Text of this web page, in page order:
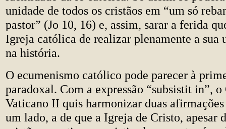
unidade de todos os cristãos em “um só
pastor” (Jo 10, 16) e, assim, sarar a ferida
Igreja católica de realizar plenamente a sua
na história.
O ecumenismo católico pode parecer à
paradoxal. Com a expressão “subsistit in”,
Vaticano II quis harmonizar duas
um lado, a de que a Igreja de Cristo, apesar